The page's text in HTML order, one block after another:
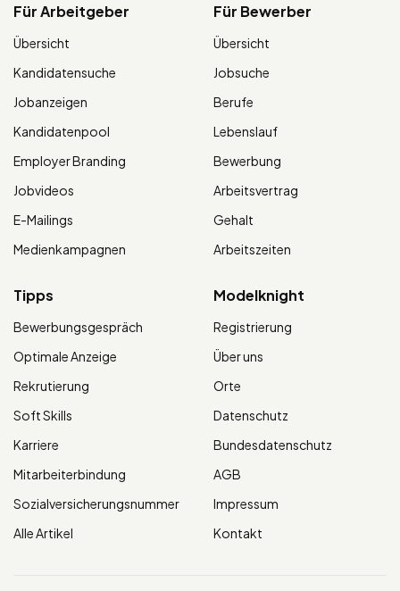
Für Arbeitgeber
Übersicht
Kandidatensuche
Jobanzeigen
Kandidatenpool
Employer Branding
Jobvideos
E-Mailings
Medienkampagnen
Für Bewerber
Übersicht
Jobsuche
Berufe
Lebenslauf
Bewerbung
Arbeitsvertrag
Gehalt
Arbeitszeiten
Tipps
Bewerbungsgespräch
Optimale Anzeige
Rekrutierung
Soft Skills
Karriere
Mitarbeiterbindung
Sozialversicherungsnummer
Alle Artikel
Modelknight
Registrierung
Über uns
Orte
Datenschutz
Bundesdatenschutz
AGB
Impressum
Kontakt